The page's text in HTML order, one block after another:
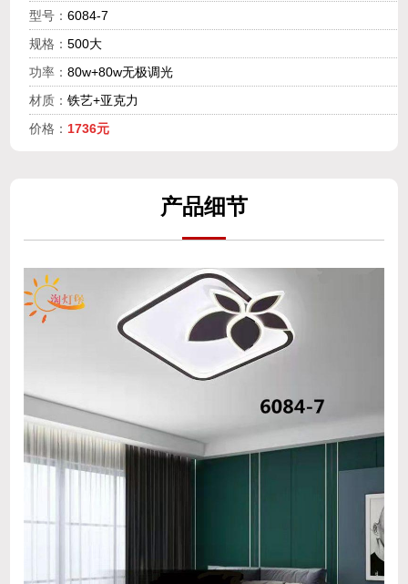
型号： 6084-7
规格： 500大
功率： 80w+80w无极调光
材质： 铁艺+亚克力
价格： 1736元
产品细节